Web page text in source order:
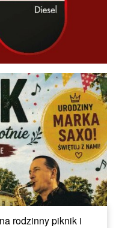
rodzinny piknik i